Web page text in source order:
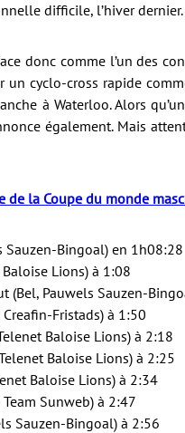
difficile, l’hiver dernier.
donc comme l’un des
un cyclo-cross rapide
à Waterloo. Alors
également. Mais
de la Coupe du monde
Sauzen-Bingoal) en 1h08:28
Baloise Lions) à 1:08
(Bel, Pauwels Sauzen-
Fristads) à 1:50
Baloise Lions) à 2:18
Baloise Lions) à 2:25
Baloise Lions) à 2:34
Sunweb) à 2:47
Sauzen-Bingoal) à 2:56